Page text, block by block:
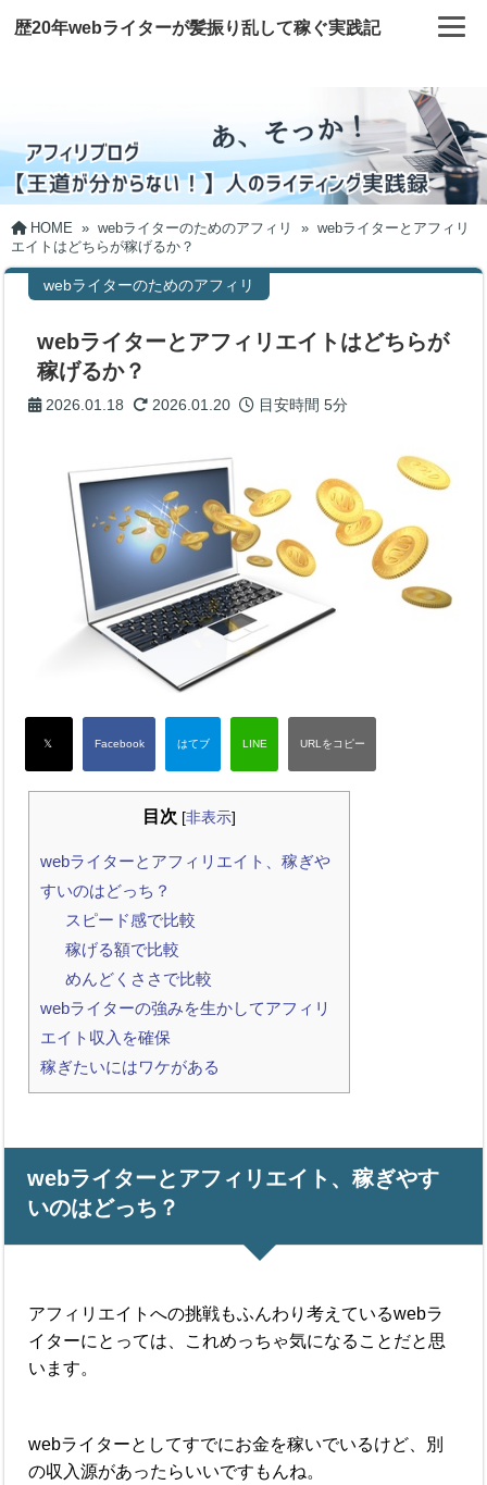
歴20年webライターが髪振り乱して稼ぐ実践記
HOME » webライターのためのアフィリ » webライターとアフィリ
エイトはどちらが稼げるか？
webライターのためのアフィリ
webライターとアフィリエイトはどちらが
稼げるか？
2026.01.18 2026.01.20 目安時間5分
目次 [非表示]
webライターとアフィリエイト、稼ぎや
すいのはどっち？
スピード感で比較
稼げる額で比較
めんどくささで比較
webライターの強みを生かしてアフィリ
エイト収入を確保
稼ぎたいにはワケがある
webライターとアフィリエイト、稼ぎやす
いのはどっち？
アフィリエイトへの挑戦もふんわり考えているwebラ
イターにとっては、これめっちゃ気になることだと思
います。
webライターとしてすでにお金を稼いでいるけど、別
の収入源があったらいいですもんね。